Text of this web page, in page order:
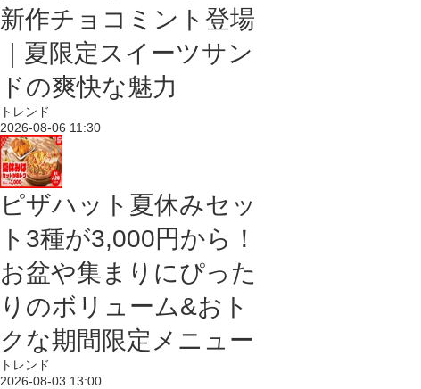
新作チョコミント登場
｜夏限定スイーツサン
ドの爽快な魅力
トレンド
2026-08-06 11:30
ピザハット夏休みセッ
ト3種が3,000円から！
お盆や集まりにぴった
りのボリューム&おト
クな期間限定メニュー
トレンド
2026-08-03 13:00